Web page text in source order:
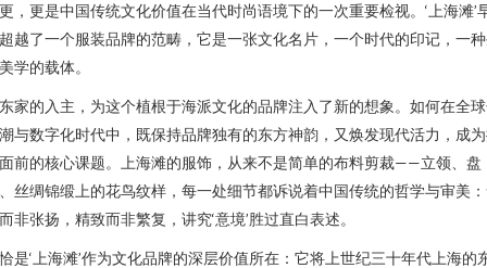
，更是中国传统文化价值在当代时尚语境下的一次重要检视。‘上海滩’
越了一个服装品牌的范畴，它是一张文化名片，一个时代的印记，一
学的载体。
家的入主，为这个植根于海派文化的品牌注入了新的想象。如何在全
与数字化时代中，既保持品牌独有的东方神韵，又焕发现代活力，成
前的核心课题。上海滩的服饰，从来不是简单的布料剪裁——立领、盘
丝绸锦缎上的花鸟纹样，每一处细节都诉说着中国传统的哲学与审美
非张扬，精致而非繁复，讲究‘意境’胜过直白表述。
是‘上海滩’作为文化品牌的深层价值所在：它将上世纪三十年代上海的